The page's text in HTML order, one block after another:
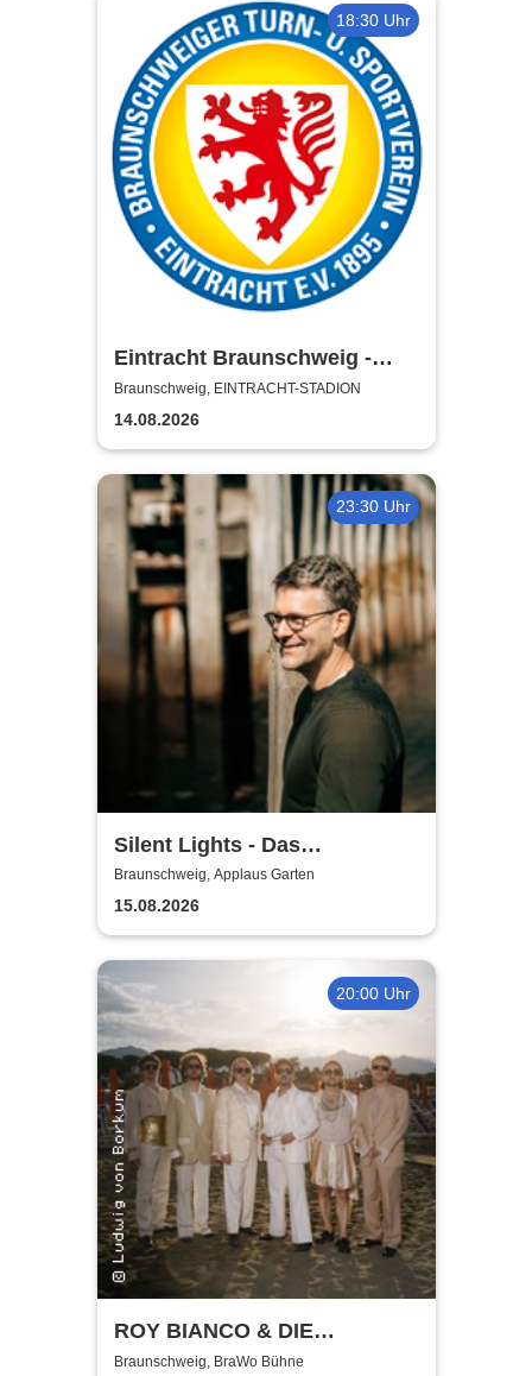
18:30 Uhr
Eintracht Braunschweig -
Saison 2026/27
Braunschweig, EINTRACHT-STADION
14.08.2026
23:30 Uhr
Silent Lights - Das
Mitternachtskonzert
Braunschweig, Applaus Garten
15.08.2026
20:00 Uhr
ROY BIANCO & DIE
ABBRUNZATI BOYS - LIVE
Braunschweig, BraWo Bühne